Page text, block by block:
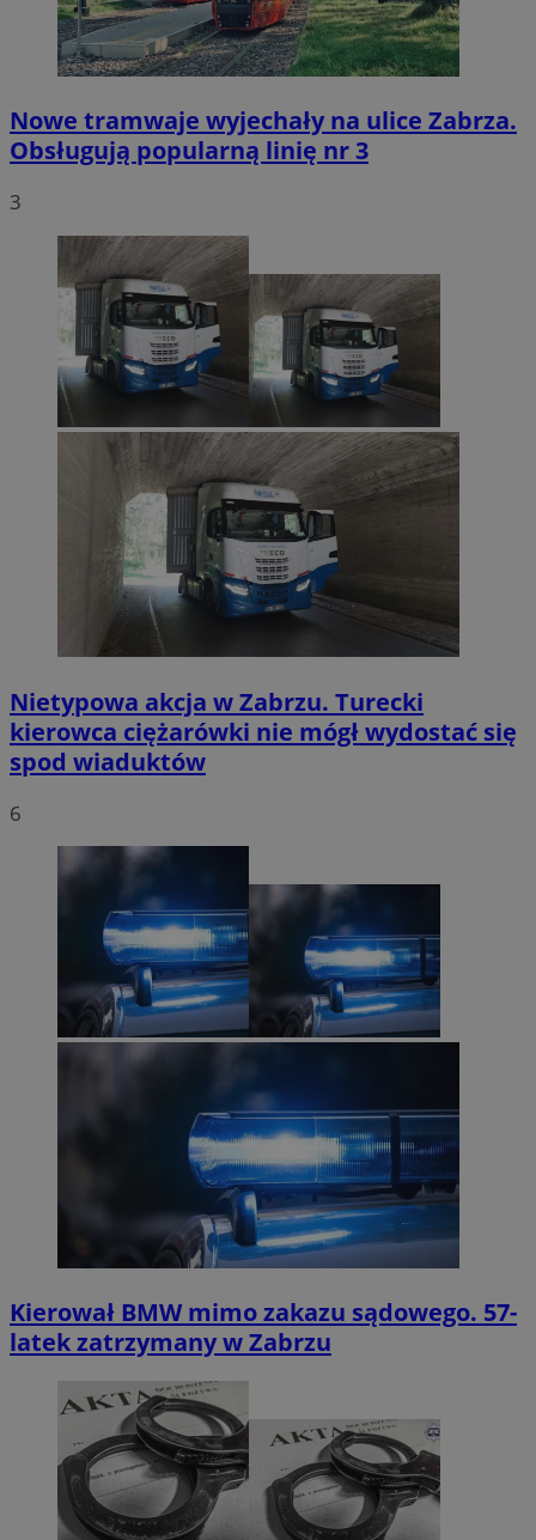
Nowe tramwaje wyjechały na ulice Zabrza.
Obsługują popularną linię nr 3
3
Nietypowa akcja w Zabrzu. Turecki
kierowca ciężarówki nie mógł wydostać się
spod wiaduktów
6
Kierował BMW mimo zakazu sądowego. 57-
latek zatrzymany w Zabrzu